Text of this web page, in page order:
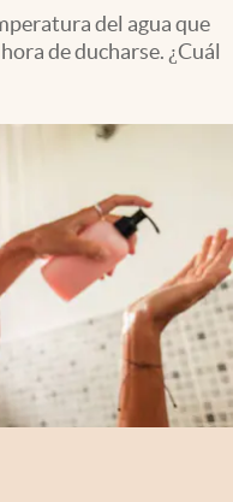
del agua que
de ducharse. ¿Cuál